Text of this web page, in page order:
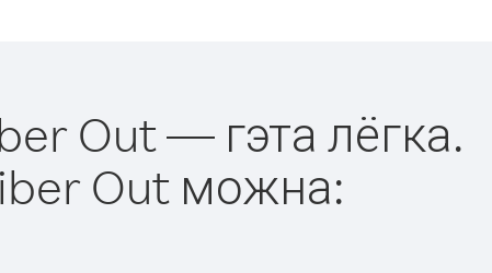
Out — гэта лёгка.
Out можна: